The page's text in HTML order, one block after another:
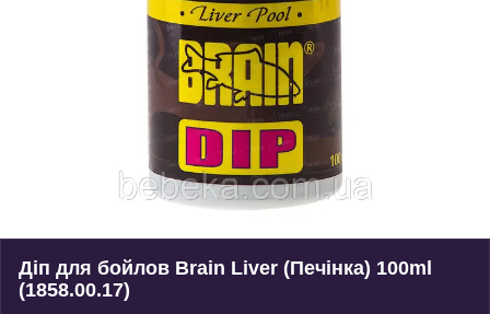
Діп для бойлов Brain Liver (Печінка) 100ml
(1858.00.17)